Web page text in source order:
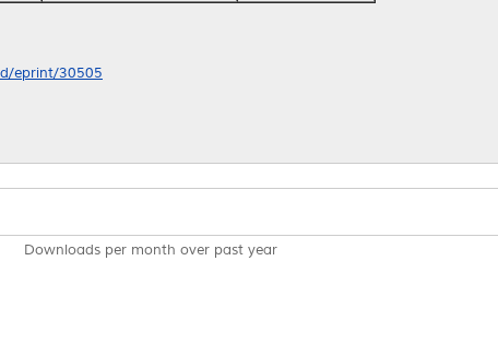
eprint/30505
Downloads per month over past year